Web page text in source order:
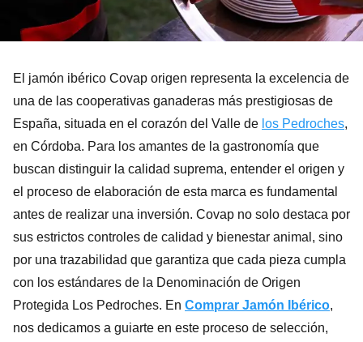
El jamón ibérico Covap origen representa la excelencia de
una de las cooperativas ganaderas más prestigiosas de
España, situada en el corazón del Valle de los Pedroches,
en Córdoba. Para los amantes de la gastronomía que
buscan distinguir la calidad suprema, entender el origen y
el proceso de elaboración de esta marca es fundamental
antes de realizar una inversión. Covap no solo destaca por
sus estrictos controles de calidad y bienestar animal, sino
por una trazabilidad que garantiza que cada pieza cumpla
con los estándares de la Denominación de Origen
Protegida Los Pedroches. En Comprar Jamón Ibérico,
nos dedicamos a guiarte en este proceso de selección,